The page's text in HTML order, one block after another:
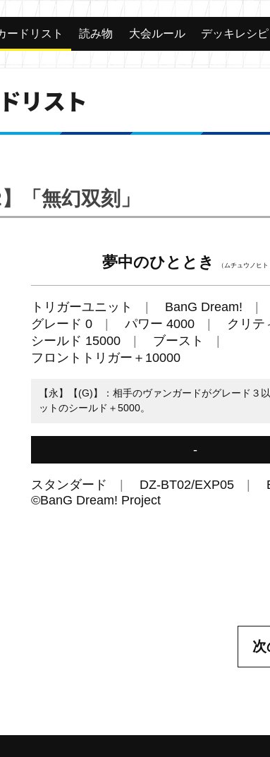
カード
ードリスト 読み物 大会ルール デッキレシピ
リスト
「無幻双刻」
夢中のひととき （ムチュウノヒト
トリガーユニット BanG Dream!
グレード 0
パワー 4000
クリテ
シールド 15000
ブースト
フロントトリガー＋10000
【永】【(G)】：相手のヴァンガードがグレード３
ットのシールド＋5000。
-
スタンダード DZ-BT02/EXP05
©BanG Dream! Project
次